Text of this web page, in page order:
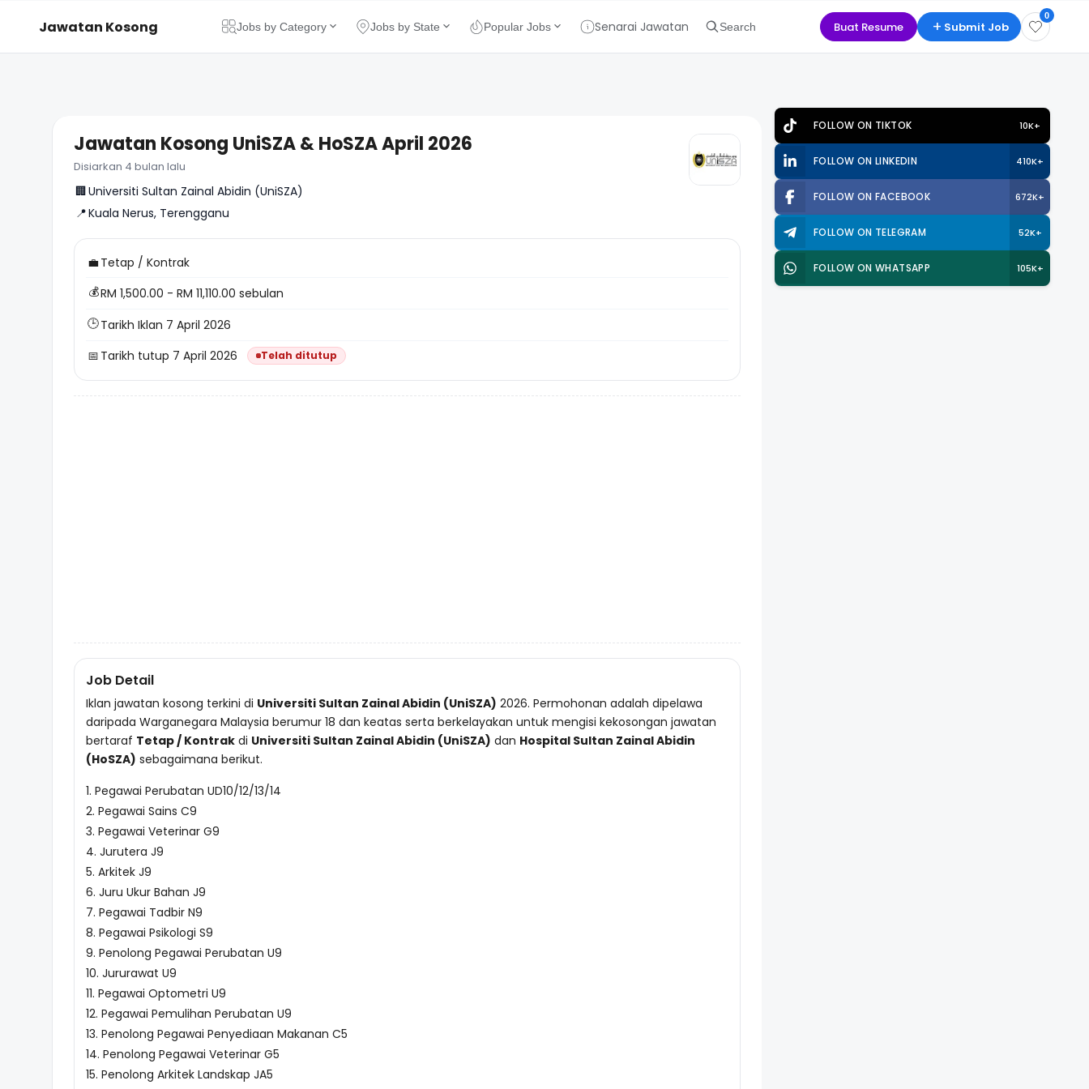
Jawatan Kosong Jobs by Category Jobs by State Popular Jobs Senarai Jawatan Search Buat Resume + Submit Job
0
Jawatan Kosong UniSZA & HoSZA April 2026
Disiarkan 4 bulan lalu
🏢Universiti Sultan Zainal Abidin (UniSZA)
📍Kuala Nerus, Terengganu
💼Tetap / Kontrak
💰RM 1,500.00 - RM 11,110.00 sebulan
🕒Tarikh Iklan 7 April 2026
📅 Tarikh tutup 7 April 2026 Telah ditutup
Job Detail
Iklan jawatan kosong terkini di Universiti Sultan Zainal Abidin (UniSZA) 2026. Permohonan adalah dipelawa
daripada Warganegara Malaysia berumur 18 dan keatas serta berkelayakan untuk mengisi kekosongan jawatan
bertaraf Tetap / Kontrak di Universiti Sultan Zainal Abidin (UniSZA) dan Hospital Sultan Zainal Abidin
(HoSZA) sebagaimana berikut.
1. Pegawai Perubatan UD10/12/13/14
2. Pegawai Sains C9
3. Pegawai Veterinar G9
4. Jurutera J9
5. Arkitek J9
6. Juru Ukur Bahan J9
7. Pegawai Tadbir N9
8. Pegawai Psikologi S9
9. Penolong Pegawai Perubatan U9
10. Jururawat U9
11. Pegawai Optometri U9
12. Pegawai Pemulihan Perubatan U9
13. Penolong Pegawai Penyediaan Makanan C5
14. Penolong Pegawai Veterinar G5
15. Penolong Arkitek Landskap JA5
FOLLOW ON TIKTOK 10K+
FOLLOW ON LINKEDIN 410K+
FOLLOW ON FACEBOOK 672K+
FOLLOW ON TELEGRAM 52K+
FOLLOW ON WHATSAPP 105K+